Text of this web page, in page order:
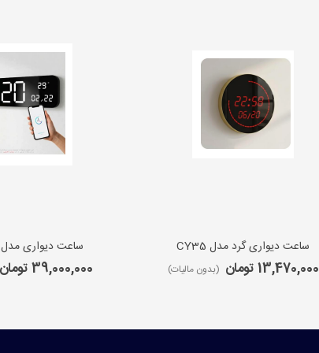
ساعت دیواری گرد مدل CY35
13,470,000 تومان (بدون مالیات)
ساعت دیواری مدل iClock105
39,000,000 تومان